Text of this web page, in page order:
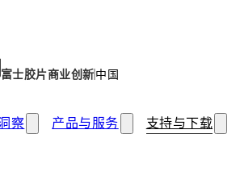
富士胶片商业创新中国
察 产品与服务 支持与下载